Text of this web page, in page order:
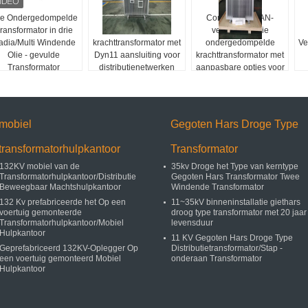
Ondergedompelde
in drie
Multi Windende
Olie - gevulde
Transformator
200 kVA 33 kV olie
ondergedompelde
krachttransformator met
Dyn11 aansluiting voor
distributienetwerken
Compacte ONAN-
verkoelingsolie
ondergedompelde
krachttransformator met
aanpasbare opties voor
132KV mobiel van de
Transformatorhulpkantoor/Distributie
Beweegbaar Machtshulpkantoor
132 Kv prefabriceerde het Op een
voertuig gemonteerde
Transformatorhulpkantoor/Mobiel
Hulpkantoor
Geprefabriceerd 132KV-Oplegger Op
een voertuig gemonteerd Mobiel
Hulpkantoor
Gegoten Hars Droge Type
Transformator
35kv Droge het Type van kerntype
Gegoten Hars Transformator Twee
Windende Transformator
11~35kV binneninstallatie giethars
droog type transformator met 20 jaar
levensduur
11 KV Gegoten Hars Droge Type
Distributietransformator/Stap -
onderaan Transformator